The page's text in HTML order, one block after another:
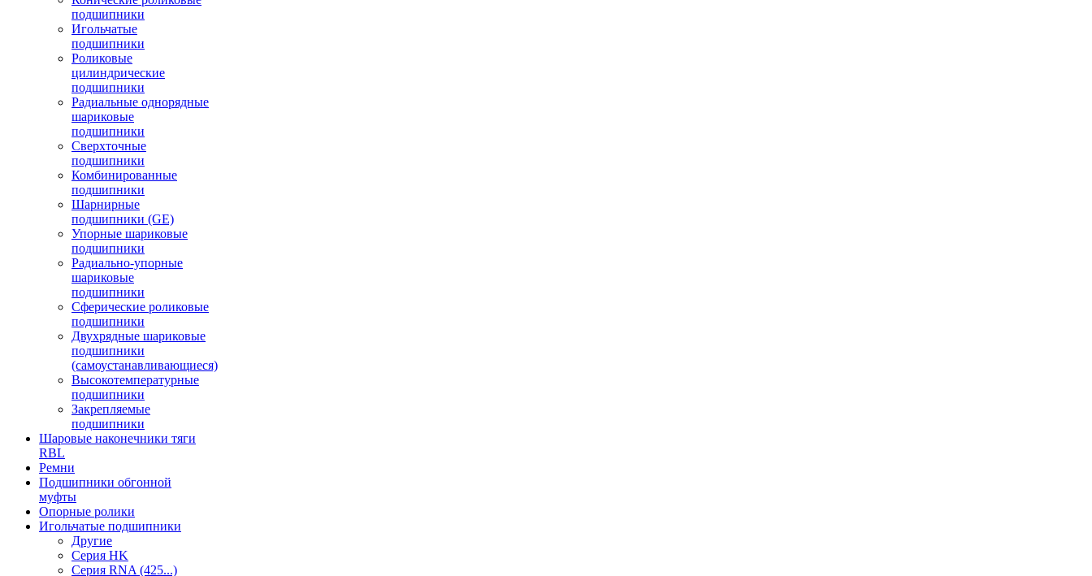
подшипники
Игольчатые
подшипники
Роликовые
цилиндрические
подшипники
Радиальные однорядные
шариковые
подшипники
Сверхточные
подшипники
Комбинированные
подшипники
Шарнирные
подшипники (GE)
Упорные шариковые
подшипники
Радиально-упорные
шариковые
подшипники
Сферические роликовые
подшипники
Двухрядные шариковые
подшипники
(самоустанавливающиеся)
Высокотемпературные
подшипники
Закрепляемые
подшипники
Шаровые наконечники тяги
RBL
Ремни
Подшипники обгонной
муфты
Опорные ролики
Игольчатые подшипники
Другие
Серия HK
Серия RNA (425...)